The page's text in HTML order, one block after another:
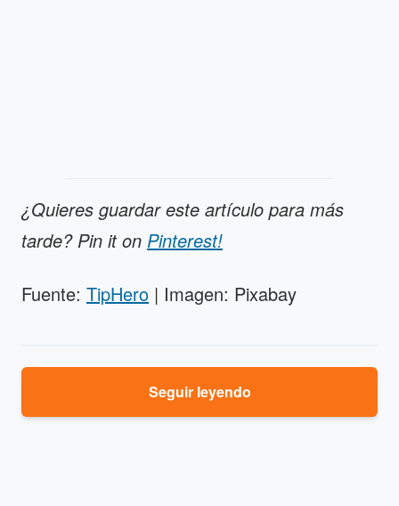
¿Quieres guardar este artículo para más
tarde? Pin it on Pinterest!
Fuente: TipHero | Imagen: Pixabay
Seguir leyendo